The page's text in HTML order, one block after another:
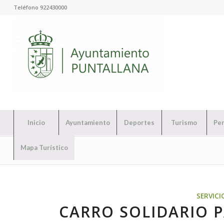
Teléfono 922430000
Inicio Ayuntamiento Deportes Turismo
Mapa Turístico
CARRO SOLIDARIO